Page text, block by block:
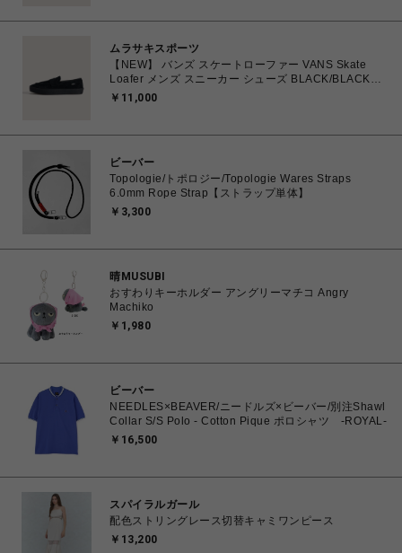
ムラサキスポーツ
【NEW】 バンズ スケートローファー VANS Skate
Loafer メンズ スニーカー シューズ BLACK/BLACK
25.0cm～29.0cm VN000VA6BKA 0198266309118
￥11,000
ビーバー
Topologie/トポロジー/Topologie Wares Straps
6.0mm Rope Strap【ストラップ単体】
￥3,300
晴MUSUBI
おすわりキーホルダー アングリーマチコ Angry
Machiko
￥1,980
ビーバー
NEEDLES×BEAVER/ニードルズ×ビーバー/別注Shawl
Collar S/S Polo - Cotton Pique ポロシャツ -ROYAL-
￥16,500
スパイラルガール
配色ストリングレース切替キャミワンピース
￥13,200